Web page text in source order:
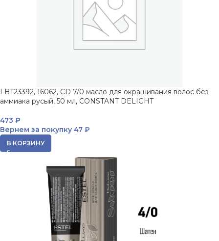
LBT23392, 16062, CD 7/0 масло для окрашивания волос без
аммиака русый, 50 мл, CONSTANT DELIGHT
473 ₽
Вернем за покупку 47 ₽
В КОРЗИНУ